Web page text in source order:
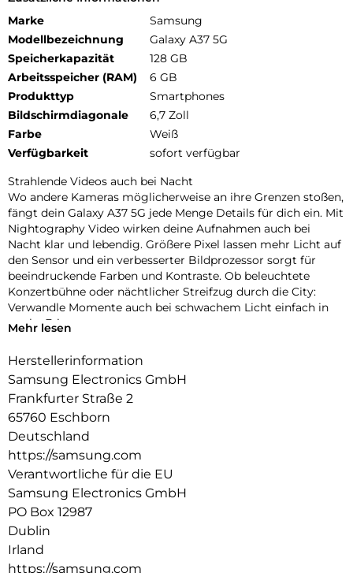
Informationen nach EU Data Act
WEEE Reg No
DE57734404
Artikelnummer 8806099035167
Zusätzliche Informationen
Marke
Speicherkapazität
Arbeitsspeicher (RAM)
6 GB
Produkttyp
Bildschirmdiagonale
Farbe
Verfügbarkeit
Strahlende Videos auch bei Nacht
Wo andere Kameras möglicherweise an ihre Grenzen stoßen,
fängt dein Galaxy A37 5G jede Menge Details für dich ein. Mit
Nightography Video wirken deine Aufnahmen auch bei
Nacht klar und lebendig. Größere Pixel lassen mehr Licht auf
den Sensor und ein verbesserter Bildprozessor sorgt für